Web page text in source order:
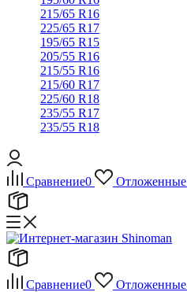
215/65 R16
225/65 R17
195/65 R15
205/55 R16
215/55 R16
215/60 R17
225/60 R18
235/55 R17
235/55 R18
Сравнение0 Отложенные
Сравнение0 Отложенные